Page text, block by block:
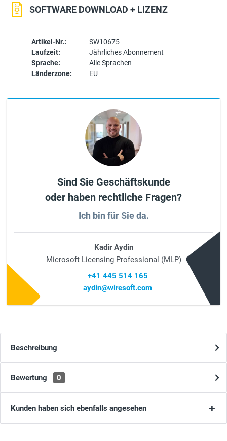
Artikel-Nr.:
SW10675
Laufzeit:
Jährliches Abonnement
Sprache:
Alle Sprachen
Länderzone:
EU
SOFTWARE DOWNLOAD + LIZENZ
Sind Sie Geschäftskunde
oder haben rechtliche Fragen?
Ich bin für Sie da.
Kadir Aydin
Microsoft Licensing Professional (MLP)
+41 445 514 165
aydin@wiresoft.com
Beschreibung
Bewertung 0
Kunden haben sich ebenfalls angesehen